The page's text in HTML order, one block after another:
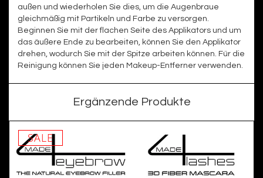
außen und wiederholen Sie dies, um die Augenbraue
gleichmäßig mit Partikeln und Farbe zu versorgen.
Beginnen Sie mit der flachen Seite des Applikators und um
das äußere Ende zu bearbeiten, können Sie den Applikator
drehen, wodurch Sie mit der Spitze arbeiten können. Für die
Reinigung können Sie jeden Makeup-Entferner verwenden.
Ergänzende Produkte
SALE